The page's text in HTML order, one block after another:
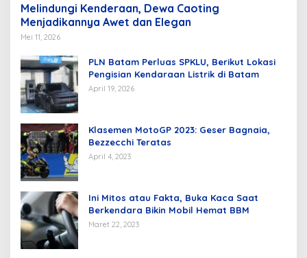
Melindungi Kenderaan, Dewa Caoting
Menjadikannya Awet dan Elegan
Mei 11, 2026
PLN Batam Perluas SPKLU, Berikut Lokasi
Pengisian Kendaraan Listrik di Batam
April 19, 2026
Klasemen MotoGP 2023: Geser Bagnaia,
Bezzecchi Teratas
April 4, 2023
Ini Mitos atau Fakta, Buka Kaca Saat
Berkendara Bikin Mobil Hemat BBM
Maret 22, 2023